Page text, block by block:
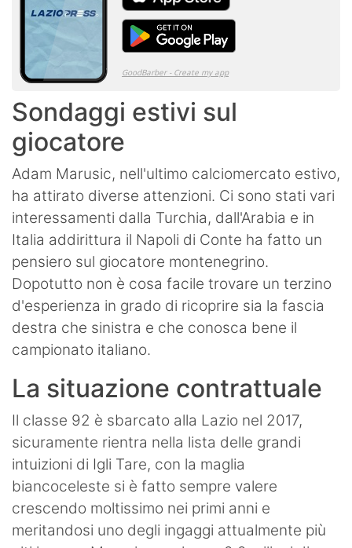
Sondaggi estivi sul
giocatore
Adam Marusic, nell'ultimo calciomercato estivo,
ha attirato diverse attenzioni. Ci sono stati vari
interessamenti dalla Turchia, dall'Arabia e in
Italia addirittura il Napoli di Conte ha fatto un
pensiero sul giocatore montenegrino.
Dopotutto non è cosa facile trovare un terzino
d'esperienza in grado di ricoprire sia la fascia
destra che sinistra e che conosca bene il
campionato italiano.
La situazione contrattuale
Il classe 92 è sbarcato alla Lazio nel 2017,
sicuramente rientra nella lista delle grandi
intuizioni di Igli Tare, con la maglia
biancoceleste si è fatto sempre valere
crescendo moltissimo nei primi anni e
meritandosi uno degli ingaggi attualmente più